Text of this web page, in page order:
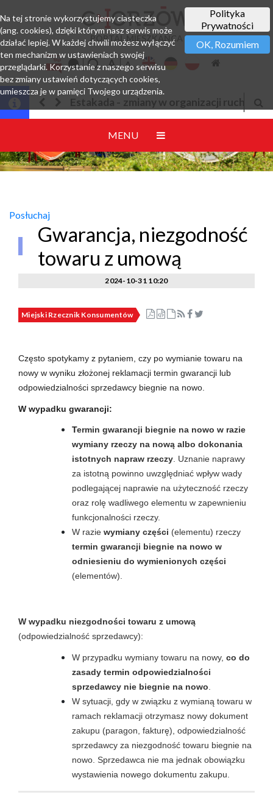
PORTAL MIESZKAŃCA
- zmiany w organizacji ruchuJesteśmy w EZD
MENU
Posłuchaj
Gwarancja, niezgodność
towaru z umową
2024-10-31 10:20
Miejski Rzecznik Konsumentów
Często spotykamy z pytaniem, czy po wymianie towaru na
nowy w wyniku złożonej reklamacji termin gwarancji lub
odpowiedzialności sprzedawcy biegnie na nowo.
W wypadku gwarancji:
Termin gwarancji biegnie na nowo w razie
wymiany rzeczy na nową albo dokonania
istotnych napraw rzeczy. Uznanie naprawy
za istotną powinno uwzględniać wpływ wady
podlegającej naprawie na użyteczność rzeczy
oraz rolę wadliwego elementu w zapewnieniu
funkcjonalności rzeczy.
W razie wymiany części (elementu) rzeczy
termin gwarancji biegnie na nowo w
odniesieniu do wymienionych części
(elementów).
W wypadku niezgodności towaru z umową
(odpowiedzialność sprzedawcy):
W przypadku wymiany towaru na nowy, co do
zasady termin odpowiedzialności
sprzedawcy nie biegnie na nowo
W sytuacji, gdy w związku z wymianą towaru w
ramach reklamacji otrzymasz nowy dokument
zakupu (paragon, fakturę), odpowiedzialność
sprzedawcy za niezgodność towaru biegnie na
nowo. Sprzedawca nie ma jednak obowiązku
wystawienia nowego dokumentu zakupu.
Polityka
Prywatności
OK, Rozumiem
Na tej stronie wykorzystujemy ciasteczka
(ang. cookies), dzięki którym nasz serwis może
działać lepiej. W każdej chwili możesz wyłączyć
ten mechanizm w ustawieniach swojej
przeglądarki. Korzystanie z naszego serwisu
bez zmiany ustawień dotyczących cookies,
umieszcza je w pamięci Twojego urządzenia.